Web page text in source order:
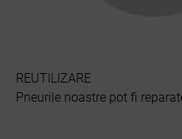
REUTILIZARE
Pneurile noastre pot fi